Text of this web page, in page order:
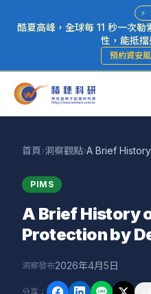
⚡
酷夏高峰，全球每 11 秒一次
性，能抵擋
預約資安
首頁›洞察觀點›
PIMS
A Brief History
Protection by
洞察發布2026年4月5日
分享 ：